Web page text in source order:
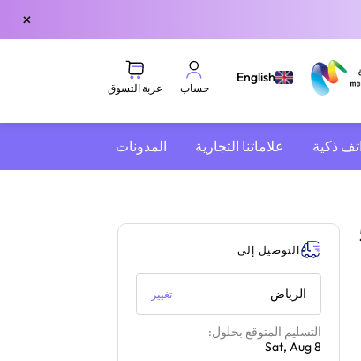
×
English
حساب عربة التسوق
ذكية علاماتنا التجارية المدونات
55
التوصيل إلى
الرياض تغيير
التسليم المتوقع بحلول:
Sat, Aug 8